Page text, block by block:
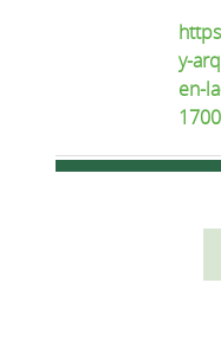
y-
en-